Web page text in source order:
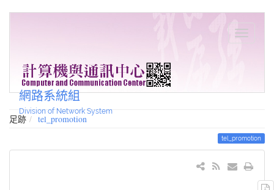
網路系統組
Division of Network System
足跡 tel_promotion
tel_promotion